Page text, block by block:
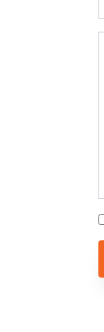
*